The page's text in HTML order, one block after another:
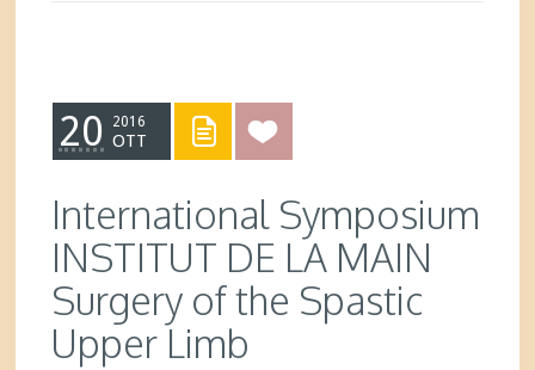
20 2016
OTT
International Symposium
INSTITUT DE LA MAIN
Surgery of the Spastic
Upper Limb